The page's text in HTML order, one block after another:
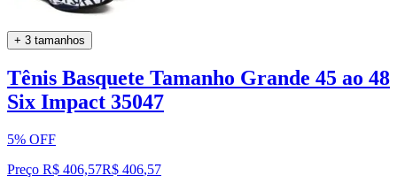
+ 3 tamanhos
Tênis Basquete Tamanho Grande 45 ao 48
Six Impact 35047
5% OFF
Preço R$ 406,57R$ 406,57